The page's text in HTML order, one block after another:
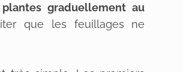
graduellement au
que les feuillages ne